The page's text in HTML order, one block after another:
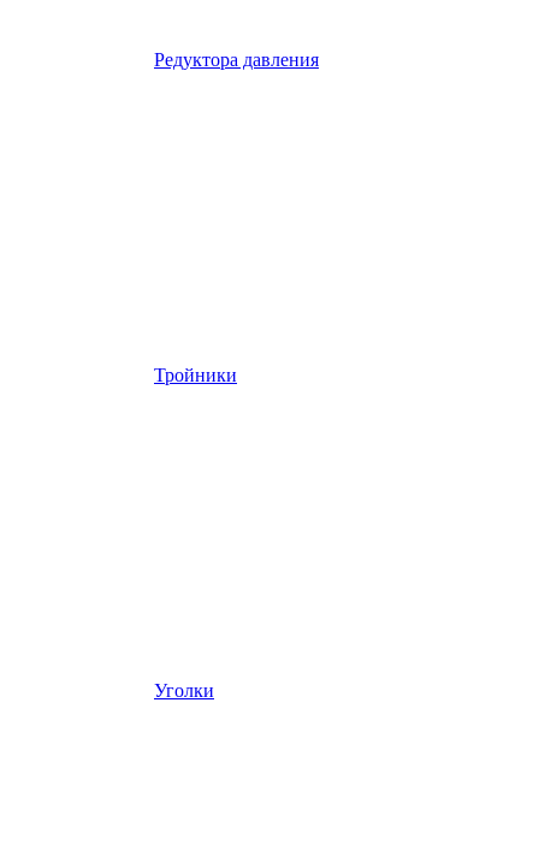
Редуктора давления
Тройники
Уголки